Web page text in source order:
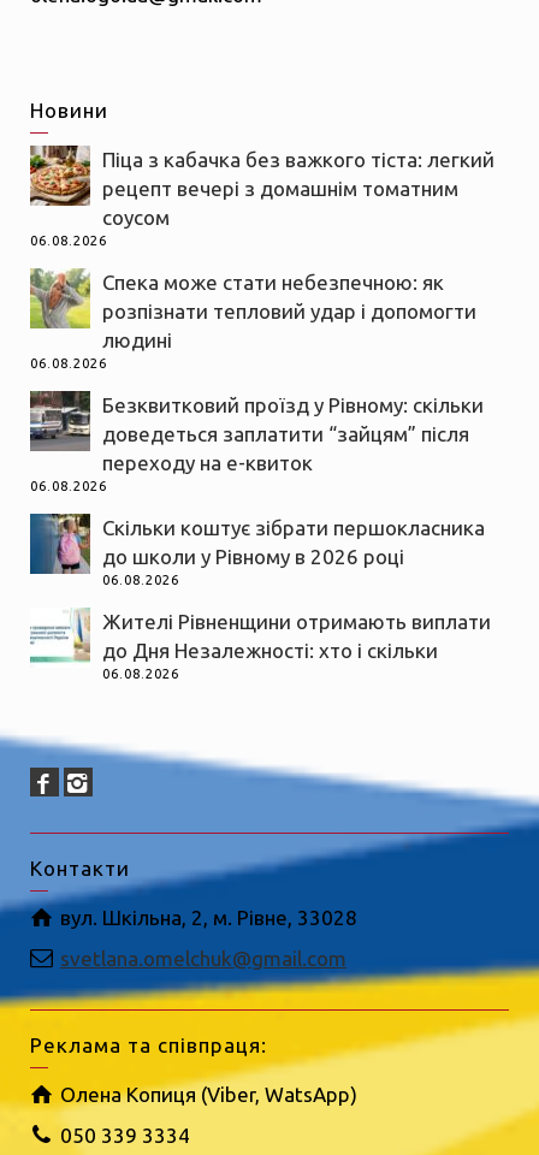
Новини
Піца з кабачка без важкого тіста: легкий
рецепт вечері з домашнім томатним
соусом
06.08.2026
Спека може стати небезпечною: як
розпізнати тепловий удар і допомогти
людині
06.08.2026
Безквитковий проїзд у Рівному: скільки
доведеться заплатити “зайцям” після
переходу на е-квиток
06.08.2026
Скільки коштує зібрати першокласника
до школи у Рівному в 2026 році
06.08.2026
Жителі Рівненщини отримають виплати
до Дня Незалежності: хто і скільки
06.08.2026
Контакти
вул. Шкільна, 2, м. Рівне, 33028
svetlana.omelchuk@gmail.com
Реклама та співпраця:
Олена Копиця (Viber, WatsApp)
050 339 3334